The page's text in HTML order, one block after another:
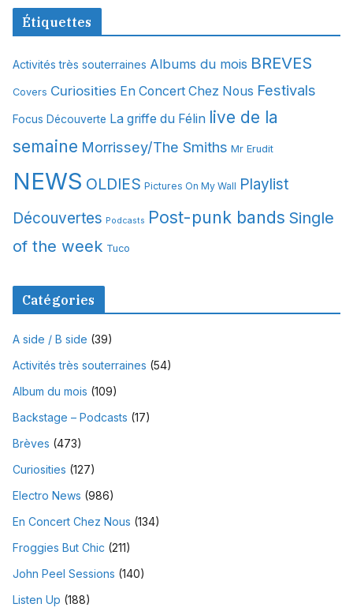
c
v
e
Étiquettes
Activités très souterraines Albums du mois BREVES
Covers Curiosities En Concert Chez Nous Festivals
Focus Découverte La griffe du Félin live de la
semaine Morrissey/The Smiths Mr Erudit
NEWS OLDIES Pictures On My Wall Playlist
Découvertes Podcasts Post-punk bands Single
of the week Tuco
Catégories
A side / B side (39)
Activités très souterraines (54)
Album du mois (109)
Backstage – Podcasts (17)
Brèves (473)
Curiosities (127)
Electro News (986)
En Concert Chez Nous (134)
Froggies But Chic (211)
John Peel Sessions (140)
Listen Up (188)